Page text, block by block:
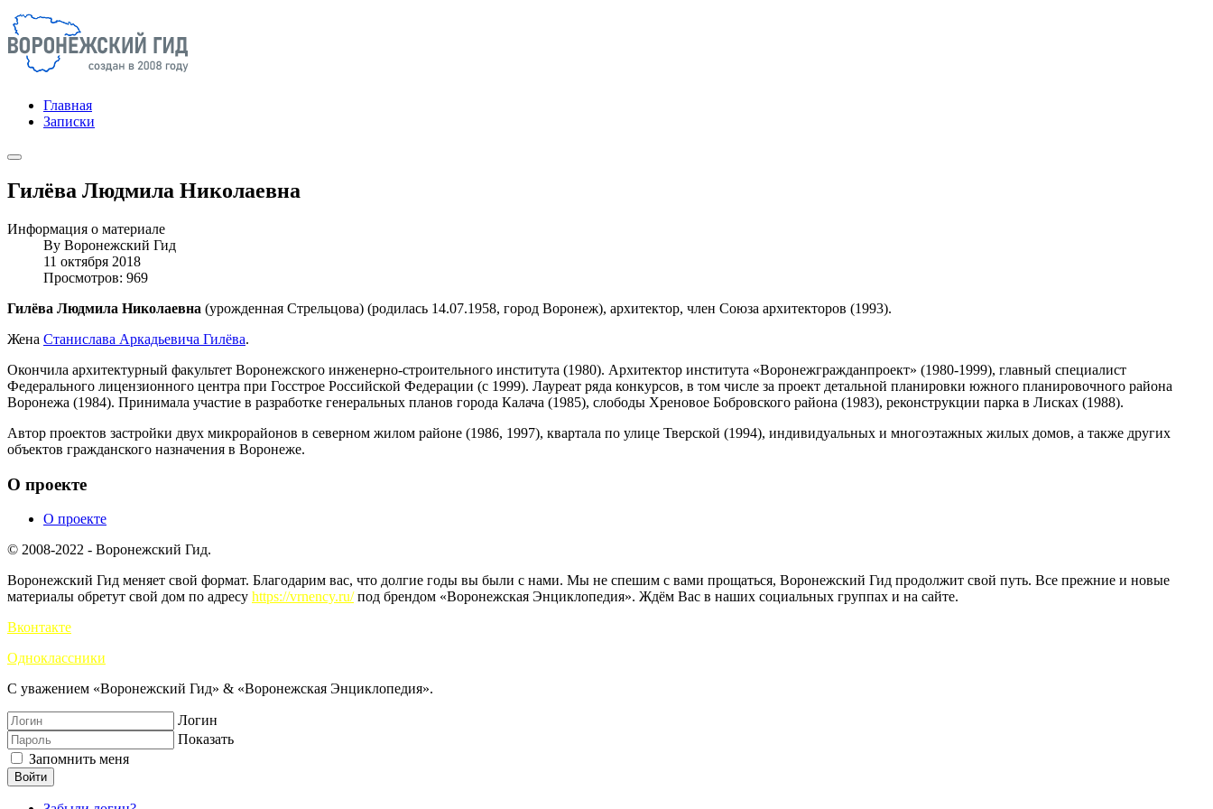
Главная
Записки
Гилёва Людмила Николаевна
Информация о материале
By Воронежский Гид
11 октября 2018
Просмотров: 969
Гилёва Людмила Николаевна (урожденная Стрельцова) (родилась 14.07.1958, город Воронеж), архитектор, член Союза архитекторов (1993).
Жена Станислава Аркадьевича Гилёва.
Окончила архитектурный факультет Воронежского инженерно-строительного института (1980). Архитектор института «Воронежгражданпроект» (1980-1999), главный специалист
Федерального лицензионного центра при Госстрое Российской Федерации (с 1999). Лауреат ряда конкурсов, в том числе за проект детальной планировки южного планировочного района
Воронежа (1984). Принимала участие в разработке генеральных планов города Калача (1985), слободы Хреновое Бобровского района (1983), реконструкции парка в Лисках (1988).
Автор проектов застройки двух микрорайонов в северном жилом районе (1986, 1997), квартала по улице Тверской (1994), индивидуальных и многоэтажных жилых домов, а также других
объектов гражданского назначения в Воронеже.
О проекте
О проекте
© 2008-2022 - Воронежский Гид.
Воронежский Гид меняет свой формат. Благодарим вас, что долгие годы вы были с нами. Мы не спешим с вами прощаться, Воронежский Гид продолжит свой путь. Все прежние и новые
материалы обретут свой дом по адресу https://vrnency.ru/под брендом «Воронежская Энциклопедия». Ждём Вас в наших социальных группах и на сайте.
Вконтакте
Одноклассники
С уважением «Воронежский Гид» & «Воронежская Энциклопедия».
Логин
Показать
Запомнить меня
Войти